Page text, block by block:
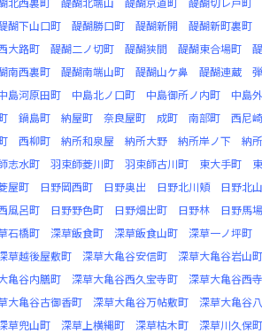
醐下山口町 醍醐勝口町 醍醐新開 醍醐新町裏町
大路町 醍醐二ノ切町 醍醐狭間 醍醐東合場町
南西裏町 醍醐南端山町 醍醐山ケ鼻 醍醐連蔵
島河原田町 中島北ノ口町 中島御所ノ内町 中島
鍋島町 納屋町 奈良屋町 成町 南部町 西尼
西柳町 納所和泉屋 納所大野 納所岸ノ下 納
志水町 羽束師菱川町 羽束師古川町 東大手町
屋町 日野岡西町 日野奥出 日野北川頬 日野北山
風呂町 日野野色町 日野畑出町 日野林 日野馬
石橋町 深草飯食町 深草飯食山町 深草一ノ坪町
草越後屋敷町 深草大亀谷安信町 深草大亀谷岩山町
亀谷内膳町 深草大亀谷西久宝寺町 深草大亀谷西
大亀谷古御香町 深草大亀谷万帖敷町 深草大亀谷
草兜山町 深草上横縄町 深草枯木町 深草川久保町